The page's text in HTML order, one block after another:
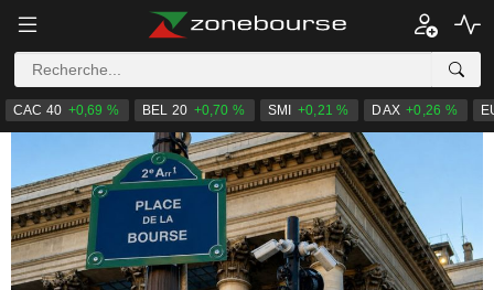
CAC 40 +0,69 % BEL 20 +0,70 % SMI +0,21 % DAX +0,26 %